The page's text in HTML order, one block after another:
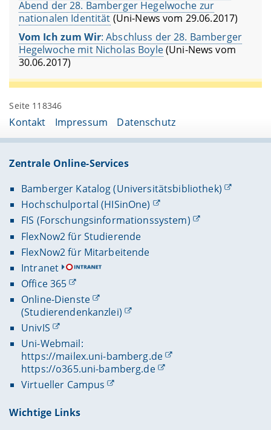
Abend der 28. Bamberger Hegelwoche zur
nationalen Identität (Uni-News vom 29.06.2017)
Vom Ich zum Wir: Abschluss der 28. Bamberger
Hegelwoche mit Nicholas Boyle(Uni-News vom
30.06.2017)
Seite 118346
Kontakt Impressum Datenschutz
Zentrale Online-Services
Bamberger Katalog (Universitätsbibliothek)
Hochschulportal (HISinOne)
FIS (Forschungsinformationssystem)
FlexNow2 für Studierende
FlexNow2 für Mitarbeitende
Intranet
Office 365
Online-Dienste
(Studierendenkanzlei)
UnivIS
Uni-Webmail:
https://mailex.uni-bamberg.de
https://o365.uni-bamberg.de
Virtueller Campus
Wichtige Links